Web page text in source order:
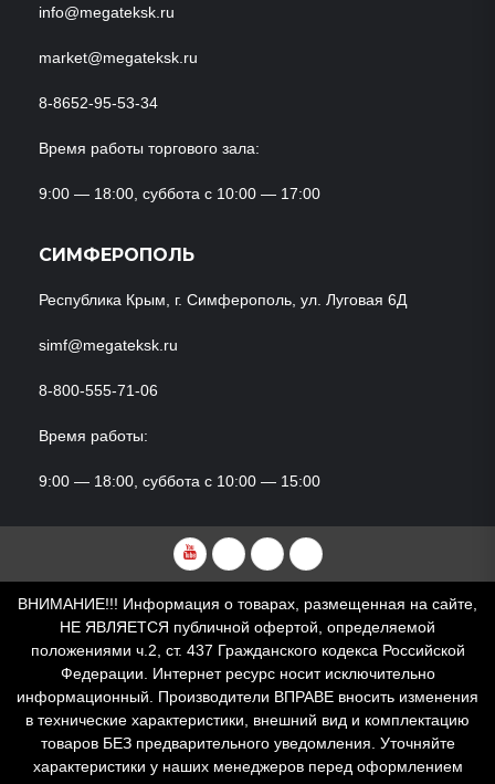
info@megateksk.ru
market@megateksk.ru
8-8652-95-53-34
Время работы торгового зала:
9:00 — 18:00, суббота с 10:00 — 17:00
СИМФЕРОПОЛЬ
Республика Крым, г. Симферополь, ул. Луговая 6Д
simf@megateksk.ru
8-800-555-71-06
Время работы:
9:00 — 18:00, суббота с 10:00 — 15:00
YouTubeVKvideoRuTubeDzen
ВНИМАНИЕ!!! Информация о товарах, размещенная на сайте,
НЕ ЯВЛЯЕТСЯ публичной офертой, определяемой
положениями ч.2, ст. 437 Гражданского кодекса Российской
Федерации. Интернет ресурс носит исключительно
информационный. Производители ВПРАВЕ вносить изменения
в технические характеристики, внешний вид и комплектацию
товаров БЕЗ предварительного уведомления. Уточняйте
характеристики у наших менеджеров перед оформлением